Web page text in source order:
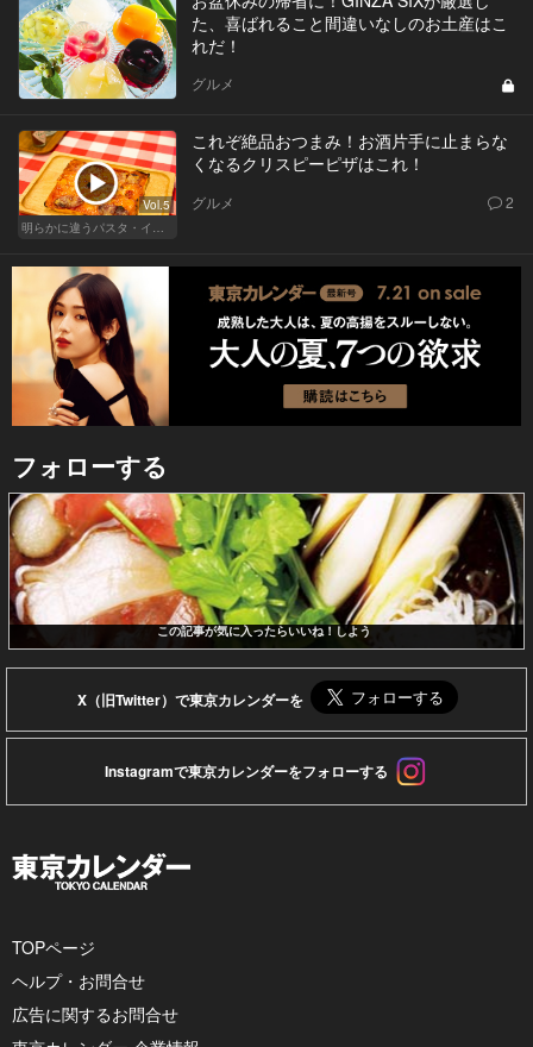
た、喜ばれること間違いなしのお土産はこ
れだ！
グルメ
Vol.5
明らかに違うパスタ・イタリアン
これぞ絶品おつまみ！お酒片手に止まらな
くなるクリスピーピザはこれ！
グルメ 2
フォローする
この記事が気に入ったらいいね！しよう
X（旧Twitter）で東京カレンダーを
Instagramで東京カレンダーをフォローする
TOPページ
ヘルプ・お問合せ
広告に関するお問合せ